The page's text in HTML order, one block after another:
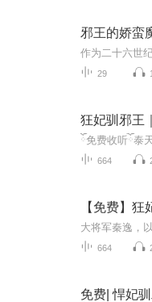
邪王的娇蛮
29
狂妃驯邪王
664
【免费】
664
免费| 悍妃